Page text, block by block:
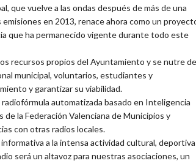
que vuelve a las ondas después de más de una
en 2013, renace ahora como un
que ha permanecido vigente durante todo este
recursos propios del Ayuntamiento y se nutre de
municipal, voluntarios, estudiantes y
y garantizar su viabilidad.
automatizada basado en Inteligencia
la Federación Valenciana de Municipios y
con otras radios locales.
a la intensa actividad cultural, deportiva
será un altavoz para nuestras asociaciones, un